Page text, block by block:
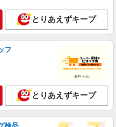
とりあえずキープ
フ
とりあえずキープ